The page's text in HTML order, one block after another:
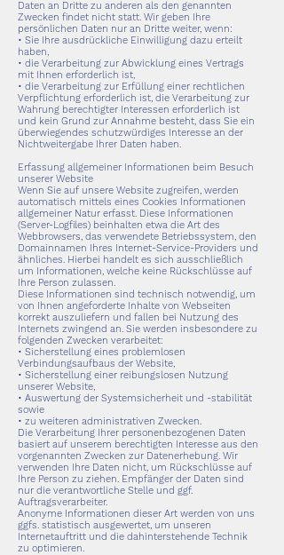
Daten an Dritte zu anderen als den genannten
Zwecken findet nicht statt. Wir geben Ihre
persönlichen Daten nur an Dritte weiter, wenn:
• Sie Ihre ausdrückliche Einwilligung dazu erteilt
haben,
• die Verarbeitung zur Abwicklung eines Vertrags
mit Ihnen erforderlich ist,
• die Verarbeitung zur Erfüllung einer rechtlichen
Verpflichtung erforderlich ist, die Verarbeitung zur
Wahrung berechtigter Interessen erforderlich ist
und kein Grund zur Annahme besteht, dass Sie ein
überwiegendes schutzwürdiges Interesse an der
Nichtweitergabe Ihrer Daten haben.
Erfassung allgemeiner Informationen beim Besuch
unserer Website
Wenn Sie auf unsere Website zugreifen, werden
automatisch mittels eines Cookies Informationen
allgemeiner Natur erfasst. Diese Informationen
(Server-Logfiles) beinhalten etwa die Art des
Webbrowsers, das verwendete Betriebssystem, den
Domainnamen Ihres Internet-Service-Providers und
ähnliches. Hierbei handelt es sich ausschließlich
um Informationen, welche keine Rückschlüsse auf
Ihre Person zulassen.
Diese Informationen sind technisch notwendig, um
von Ihnen angeforderte Inhalte von Webseiten
korrekt auszuliefern und fallen bei Nutzung des
Internets zwingend an. Sie werden insbesondere zu
folgenden Zwecken verarbeitet:
• Sicherstellung eines problemlosen
Verbindungsaufbaus der Website,
• Sicherstellung einer reibungslosen Nutzung
unserer Website,
• Auswertung der Systemsicherheit und -stabilität
sowie
• zu weiteren administrativen Zwecken.
Die Verarbeitung Ihrer personenbezogenen Daten
basiert auf unserem berechtigten Interesse aus den
vorgenannten Zwecken zur Datenerhebung. Wir
verwenden Ihre Daten nicht, um Rückschlüsse auf
Ihre Person zu ziehen. Empfänger der Daten sind
nur die verantwortliche Stelle und ggf.
Auftragsverarbeiter.
Anonyme Informationen dieser Art werden von uns
ggfs. statistisch ausgewertet, um unseren
Internetauftritt und die dahinterstehende Technik
zu optimieren.